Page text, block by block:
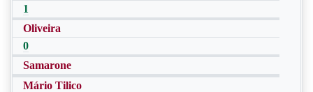
1
Oliveira
0
Samarone
Mário Tilico